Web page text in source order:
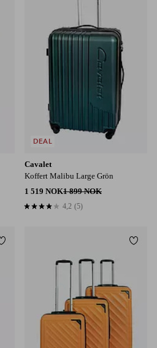
Cavalet
Koffert Malibu Large Grön
1 519 NOK1 899 NOK
4,2 basert på 5 karaktergivninger
4,2 (5)
DEAL
Legg til favoritter